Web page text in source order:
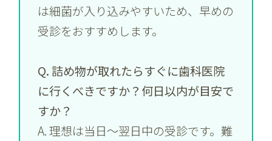
は細菌が入り込みやすいため、早めの
受診をおすすめします。
Q. 詰め物が取れたらすぐに歯科医院
に行くべきですか？何日以内が目安で
すか？
A. 理想は当日〜翌日中の受診です。難